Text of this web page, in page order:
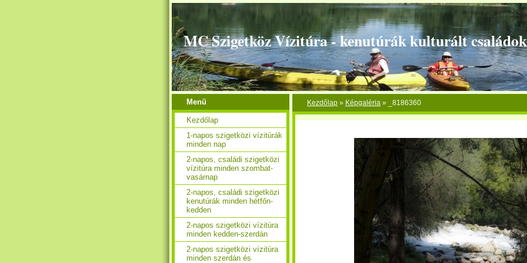
MC Szigetköz Vízitúra - kenutúrák kulturált
Kezdőlap » Képgaléria » _8186360
Menü
Kezdőlap
1-napos szigetközi vízitúrák
minden nap
2-napos, családi szigetközi
vízitúra minden szombat-
vasárnap
2-napos, családi szigetközi
kenutúrák minden hétfőn-
kedden
2-napos szigetközi vízitúra
minden kedden-szerdán
2-napos szigetközi vízitúra
minden szerdán és